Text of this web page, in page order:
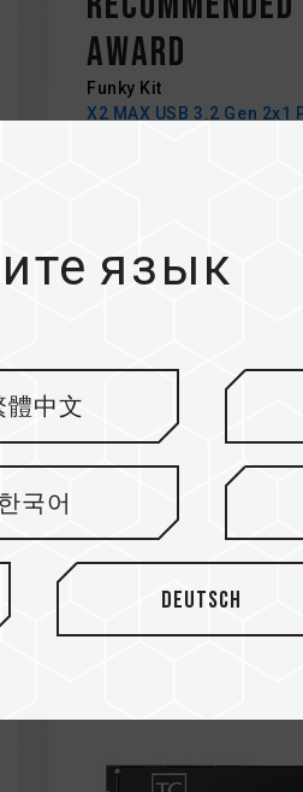
Award
Funky Kit
X2 MAX USB 3.2 Gen 2x1
Editor's
CLASSIC C47 PCIe 4.0 SSD
язык
體中文
국어
Deutsch